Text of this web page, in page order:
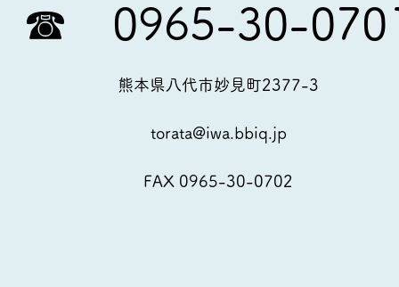
​​☎ 0965-30-
熊本県八代市妙見町2377-3
torata@iwa.bbiq.jp
FAX 0965-30-0702